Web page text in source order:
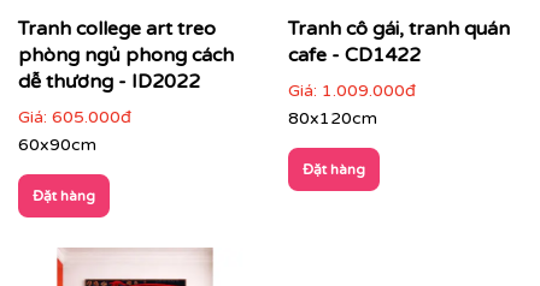
Tranh college art treo
phòng ngủ phong cách
dễ thương - ID2022
Giá: 605.000đ
60x90cm
Đặt hàng
Tranh cô gái, tranh quán
cafe - CD1422
Giá: 1.009.000đ
80x120cm
Đặt hàng